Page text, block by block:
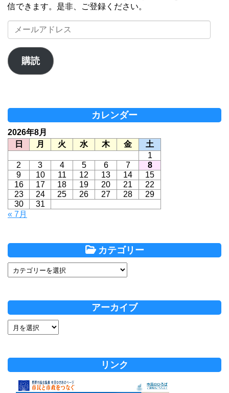
信できます。是非、ご登録ください。
メ
ー
ア
ド
購読
カレンダー
2026年8月
日
月 火 水 木 金
土
1
2
3 4 5 6 7
8
9
10 11 12 13 14
15
16
17 18 19 20 21
22
23
24 25 26 27 28
29
30
31
« 7月
カテゴリー
アーカイブ
リンク